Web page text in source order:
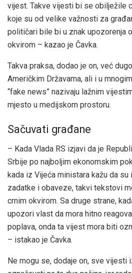
vijest. Takve vijesti bi se obilježile
koje su od velike važnosti za
političari bile bi u znak upozorenja
okvirom – kazao je Čavka.
Takva praksa, dodao je on, već
Američkim Državama, ali i u
“fake news” nazivaju lažnim
mjesto u medijskom prostoru.
Sačuvati građane
– Kada Vlada RS izjavi da je
Srbije po najboljim ekonomskim
kada iz Vijeća ministara kažu da
zadatke i obaveze, takvi tekstovi
crnim okvirom. Sa druge strane,
upozori vlast da mora hitno
poplava, onda ta vijest mora biti
– istakao je Čavka.
Ne mogu se, dodaje on, sve vijesti